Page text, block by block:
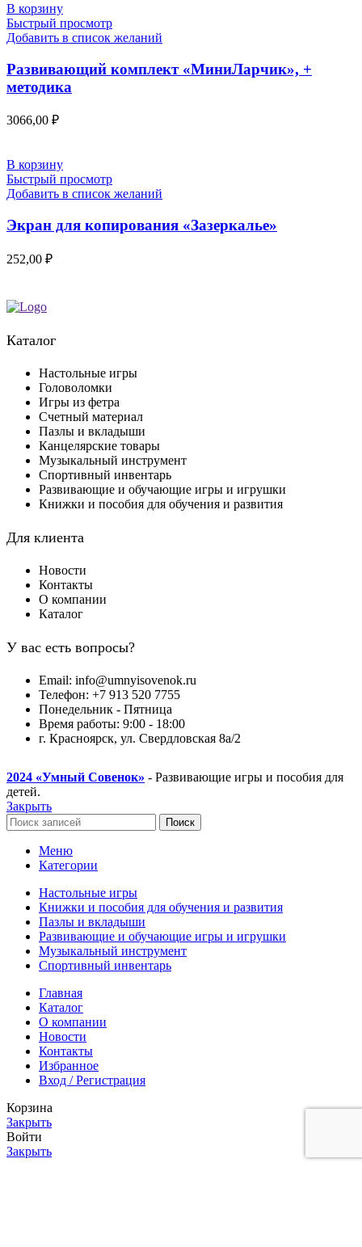
В корзину
Быстрый просмотр
Добавить в список желаний
Развивающий комплект «МиниЛарчик», +
методика
3066,00 ₽
В корзину
Быстрый просмотр
Добавить в список желаний
Экран для копирования «Зазеркалье»
252,00 ₽
Каталог
Настольные игры
Головоломки
Игры из фетра
Счетный материал
Пазлы и вкладыши
Канцелярские товары
Музыкальный инструмент
Спортивный инвентарь
Развивающие и обучающие игры и игрушки
Книжки и пособия для обучения и развития
Для клиента
Новости
Контакты
О компании
Каталог
У вас есть вопросы?
Email: info@umnyisovenok.ru
Телефон: +7 913 520 7755
Понедельник - Пятница
Время работы: 9:00 - 18:00
г. Красноярск, ул. Свердловская 8а/2
2024 «Умный Совенок» - Развивающие игры и пособия для
детей.
Закрыть
Поиск
Меню
Категории
Настольные игры
Книжки и пособия для обучения и развития
Пазлы и вкладыши
Развивающие и обучающие игры и игрушки
Музыкальный инструмент
Спортивный инвентарь
Главная
Каталог
О компании
Новости
Контакты
Избранное
Вход / Регистрация
Корзина
Закрыть
Войти
Закрыть